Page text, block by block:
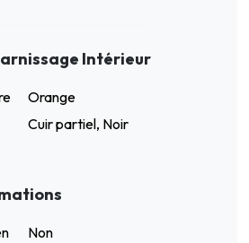
Intérieur
Orange
Cuir partiel, Noir
Non